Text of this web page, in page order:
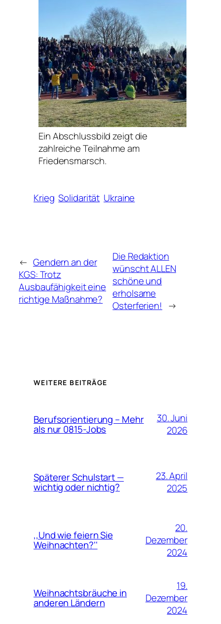
Ein Abschlussbild zeigt die
zahlreiche Teilnahme am
Friedensmarsch.
Krieg Solidarität Ukraine
← Gendern an der
KGS: Trotz
Ausbaufähigkeit eine
richtige Maßnahme?
Die Redaktion
wünscht ALLEN
schöne und
erholsame
Osterferien! →
WEITERE BEITRÄGE
Berufsorientierung – Mehr
als nur 0815-Jobs
30. Juni
2026
Späterer Schulstart —
wichtig oder nichtig?
23. April
2025
,,Und wie feiern Sie
Weihnachten?‘‘
20.
Dezember
2024
Weihnachtsbräuche in
anderen Ländern
19.
Dezember
2024